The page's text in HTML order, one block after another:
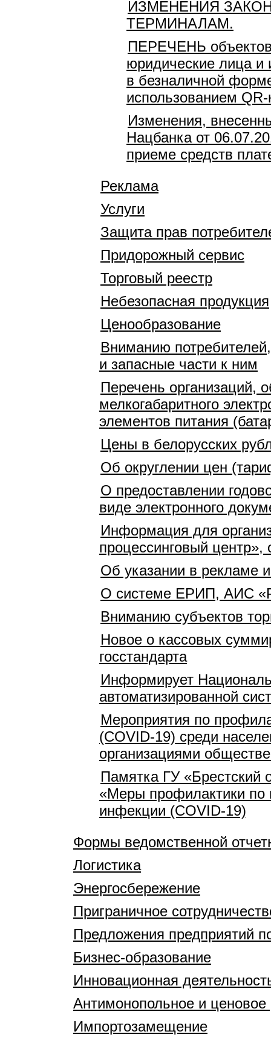
ИЗМЕНЕНИЯ
ТЕРМИНАЛАМ.
ПЕРЕЧЕНЬ объектов
юридические лица и
в безналичной
использованием
Изменения,
Нацбанка от
приеме средств
Реклама
Услуги
Защита прав
Придорожный сервис
Торговый реестр
Небезопасная продукция
Ценообразование
Вниманию
и запасные части к ним
Перечень организаций,
мелкогабаритного
элементов питания
Цены в белорусских
Об округлении цен
О предоставлении
виде электронного
Информация для
процессинговый
Об указании в рекламе
О системе ЕРИП, АИС
Вниманию субъектов
Новое о кассовых
госстандарта
Информирует
автоматизированной
Мероприятия по
(COVID-19) среди
организациями
Памятка ГУ «Брестский
«Меры профилактики по
инфекции (COVID-19)
Формы ведомственной
Логистика
Энергосбережение
Приграничное
Предложения предприятий
Бизнес-образование
Инновационная
Антимонопольное и ценовое
Импортозамещение